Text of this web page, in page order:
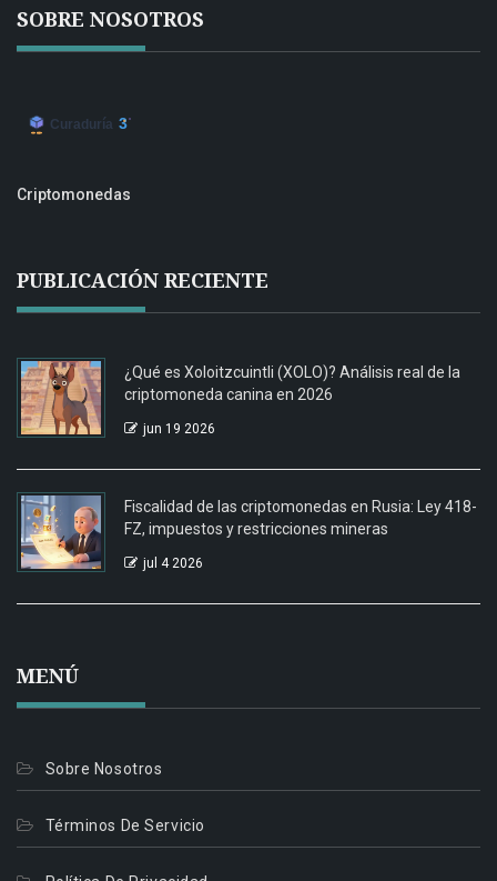
SOBRE NOSOTROS
Criptomonedas
PUBLICACIÓN RECIENTE
¿Qué es Xoloitzcuintli (XOLO)? Análisis real de la
criptomoneda canina en 2026
jun 19 2026
Fiscalidad de las criptomonedas en Rusia: Ley 418-
FZ, impuestos y restricciones mineras
jul 4 2026
MENÚ
Sobre Nosotros
Términos De Servicio